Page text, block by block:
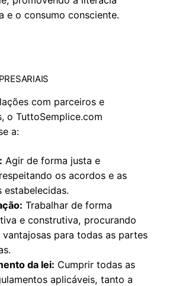
e o consumo consciente.
com parceiros e
o TuttoSemplice.com
a:
Agir de forma justa e
os acordos e as
estabelecidas.
Trabalhar de forma
e construtiva, procurando
vantajosas para todas as partes
da lei: Cumprir todas as
aplicáveis, tanto a